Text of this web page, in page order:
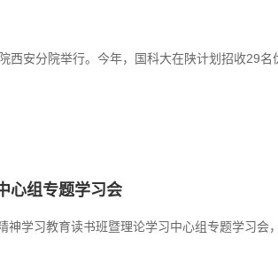
西安分院举行。今年，国科大在陕计划招收29名
心组专题学习会
学习教育读书班暨理论学习中心组专题学习会